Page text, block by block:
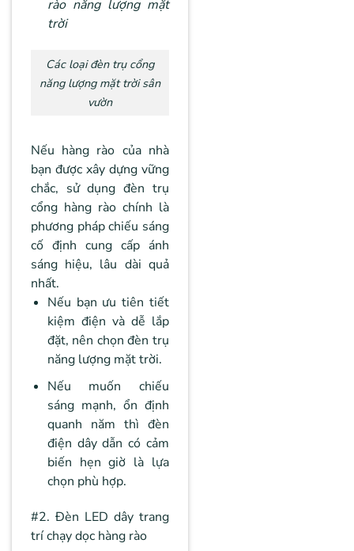
rào năng lượng mặt
trời
Các loại đèn trụ cổng
năng lượng mặt trời sân
vườn
Nếu hàng rào của nhà
bạn được xây dựng vững
chắc, sử dụng đèn trụ
cổng hàng rào chính là
phương pháp chiếu sáng
cố định cung cấp ánh
sáng hiệu, lâu dài quả
nhất.
Nếu bạn ưu tiên tiết
kiệm điện và dễ lắp
đặt, nên chọn đèn trụ
năng lượng mặt trời.
Nếu muốn chiếu
sáng mạnh, ổn định
quanh năm thì đèn
điện dây dẫn có cảm
biến hẹn giờ là lựa
chọn phù hợp.
#2. Đèn LED dây trang
trí chạy dọc hàng rào